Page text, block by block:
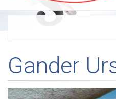
Gander